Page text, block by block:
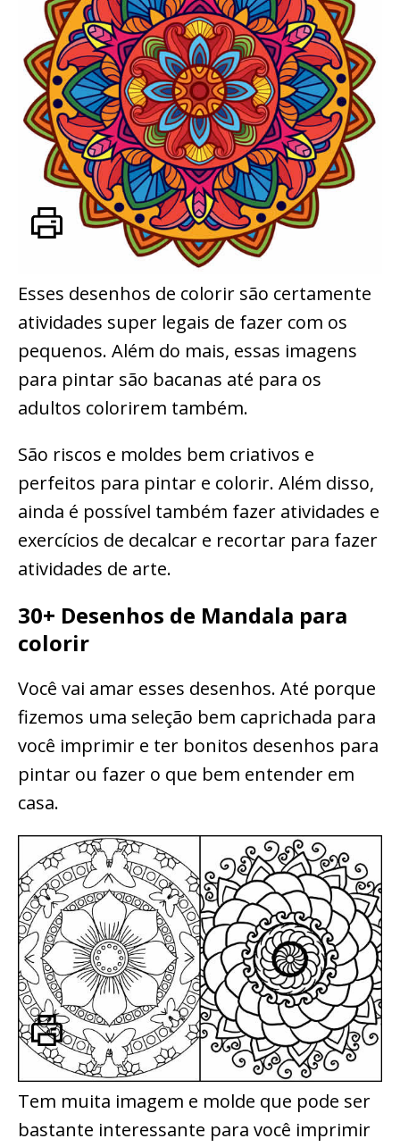
Esses desenhos de colorir são certamente
atividades super legais de fazer com os
pequenos. Além do mais, essas imagens
para pintar são bacanas até para os
adultos colorirem também.
São riscos e moldes bem criativos e
perfeitos para pintar e colorir. Além disso,
ainda é possível também fazer atividades e
exercícios de decalcar e recortar para fazer
atividades de arte.
30+ Desenhos de Mandala para
colorir
Você vai amar esses desenhos. Até porque
fizemos uma seleção bem caprichada para
você imprimir e ter bonitos desenhos para
pintar ou fazer o que bem entender em
casa.
Tem muita imagem e molde que pode ser
bastante interessante para você imprimir